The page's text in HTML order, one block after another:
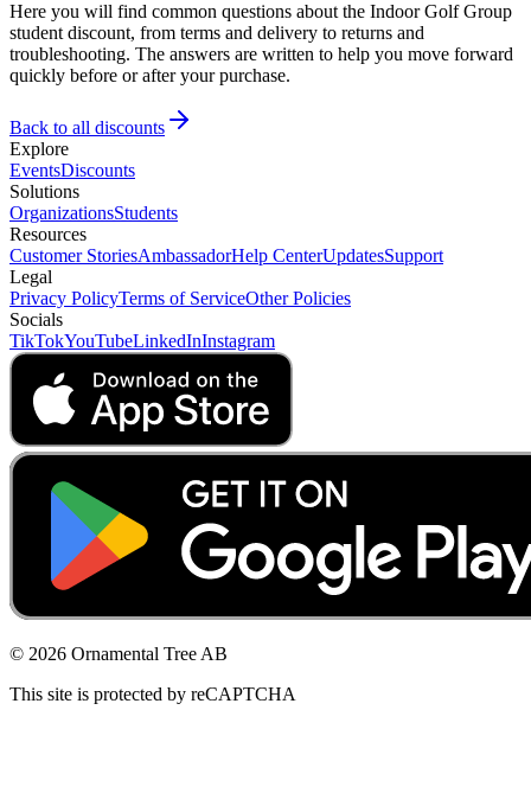
Here you will find common questions about the Indoor Golf Group
student discount, from terms and delivery to returns and
troubleshooting. The answers are written to help you move forward
quickly before or after your purchase.
Back to all discounts
Explore
EventsDiscounts
Solutions
OrganizationsStudents
Resources
Customer StoriesAmbassadorHelp CenterUpdatesSupport
Legal
Privacy PolicyTerms of ServiceOther Policies
Socials
TikTokYouTubeLinkedInInstagram
© 2026 Ornamental Tree AB
This site is protected by reCAPTCHA